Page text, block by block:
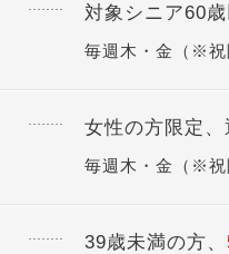
対象シニア60
毎週木・金（※祝
女性の方限定、
毎週木・金（※祝
39歳未満の方、